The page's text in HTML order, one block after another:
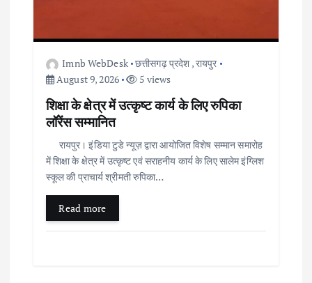
Imnb WebDesk छत्तीसगढ़ प्रदेश ,रायपुर
August 9, 2026
5 views
शिक्षा के क्षेत्र में उत्कृष्ट कार्य के लिए रुपिका
लॉरेंस सम्मानित
रायपुर। इंडिया टुडे न्यूज़ द्वारा आयोजित विशेष सम्मान समारोह
में शिक्षा के क्षेत्र में उत्कृष्ट एवं सराहनीय कार्य के लिए सालेम इंग्लिश
स्कूल की प्राचार्य श्रीमती रुपिका…
Read more